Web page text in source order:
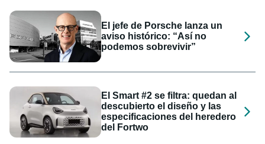
El jefe de Porsche lanza un
aviso histórico: “Así no
podemos sobrevivir”
El Smart #2 se filtra: quedan al
descubierto el diseño y las
especificaciones del heredero
del Fortwo